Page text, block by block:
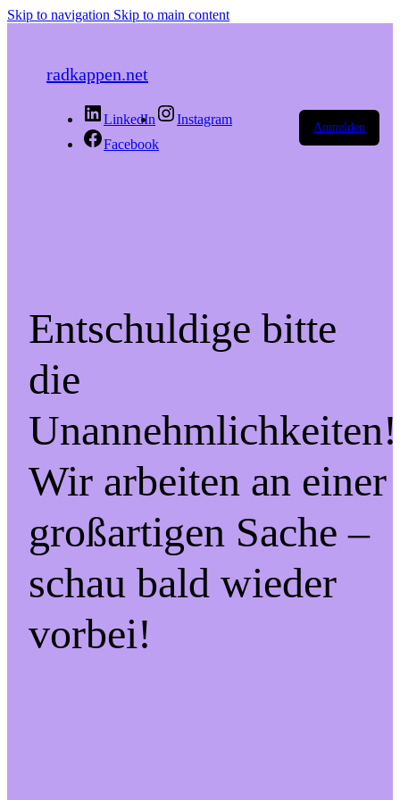
Skip to navigation Skip to main content
radkappen.net
LinkedIn
Instagram
Facebook
Anmelden
Entschuldige bitte
die
Unannehmlichkeiten!
Wir arbeiten an einer
großartigen Sache –
schau bald wieder
vorbei!